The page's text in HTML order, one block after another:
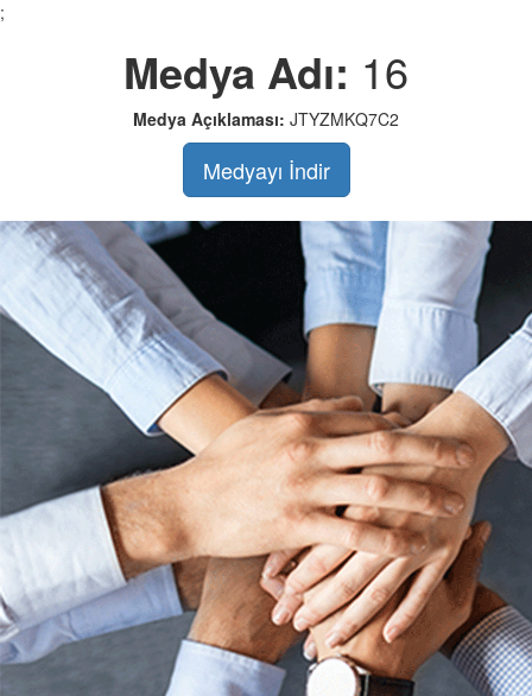
;
Medya Adı: 16
Medya Açıklaması: JTYZMKQ7C2
Medyayı İndir